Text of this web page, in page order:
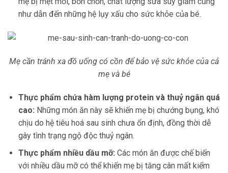
như dẫn đến những hệ lụy xấu cho sức khỏe của bé.
Mẹ cần tránh xa đồ uống có cồn để bảo vệ sức khỏe của cả
mẹ và bé
Thực phẩm chứa hàm lượng protein và thuỷ ngân quá
cao: Những món ăn này sẽ khiến mẹ bị chướng bụng, khó
chịu do hệ tiêu hoá sau sinh chưa ổn định, đồng thời dễ
gây tình trạng ngộ độc thuỷ ngân.
Thực phẩm nhiều dầu mỡ: Các món ăn được chế biến
với nhiều dầu mỡ có thể khiến mẹ bị tăng cân mất kiểm